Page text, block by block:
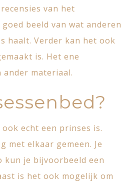
van het
beeld van wat anderen
haalt. Verder kan het ook
is. Het ene
materiaal.
echt een prinses is.
met elkaar gemeen. Je
kun je bijvoorbeeld een
is het ook mogelijk om